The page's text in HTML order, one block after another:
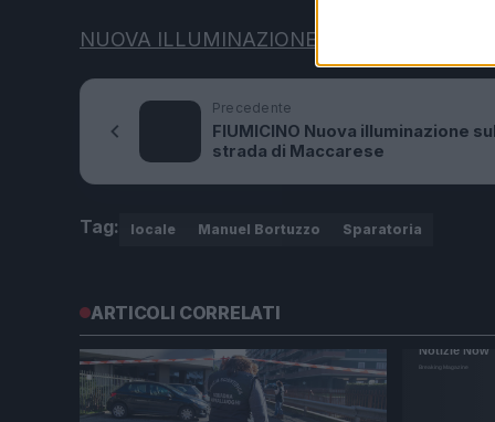
NUOVA ILLUMINAZIONE PER MACCARESE
Precedente
FIUMICINO Nuova illuminazione
strada di Maccarese
Tag: locale Manuel Bortuzzo Sparatoria
ARTICOLI CORRELATI